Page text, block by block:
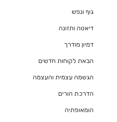
גוף ונפש
דיאטה ותזונה
דמיון מודרך
הבאת לקוחות חדשים
הגשמה עצמית והעצמה
הדרכת הורים
הומאופתיה